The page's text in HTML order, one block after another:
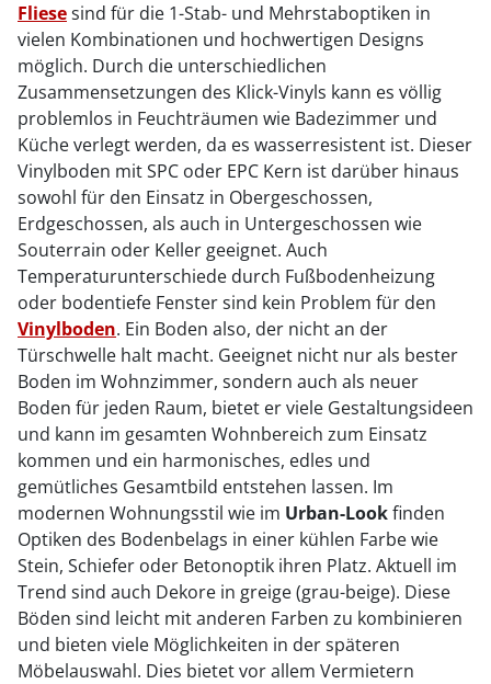
Fliesesind für die 1-Stab- und Mehrstaboptiken in
vielen Kombinationen und hochwertigen Designs
möglich. Durch die unterschiedlichen
Zusammensetzungen des Klick-Vinyls kann es völlig
problemlos in Feuchträumen wie Badezimmer und
Küche verlegt werden, da es wasserresistent ist. Dieser
Vinylboden mit SPC oder EPC Kern ist darüber hinaus
sowohl für den Einsatz in Obergeschossen,
Erdgeschossen, als auch in Untergeschossen wie
Souterrain oder Keller geeignet. Auch
Temperaturunterschiede durch Fußbodenheizung
oder bodentiefe Fenster sind kein Problem für den
Vinylboden. Ein Boden also, der nicht an der
Türschwelle halt macht. Geeignet nicht nur als bester
Boden im Wohnzimmer, sondern auch als neuer
Boden für jeden Raum, bietet er viele Gestaltungsideen
und kann im gesamten Wohnbereich zum Einsatz
kommen und ein harmonisches, edles und
gemütliches Gesamtbild entstehen lassen. Im
modernen Wohnungsstil wie im Urban-Lookfinden
Optiken des Bodenbelags in einer kühlen Farbe wie
Stein, Schiefer oder Betonoptik ihren Platz. Aktuell im
Trend sind auch Dekore in greige (grau-beige). Diese
Böden sind leicht mit anderen Farben zu kombinieren
und bieten viele Möglichkeiten in der späteren
Möbelauswahl. Dies bietet vor allem Vermietern